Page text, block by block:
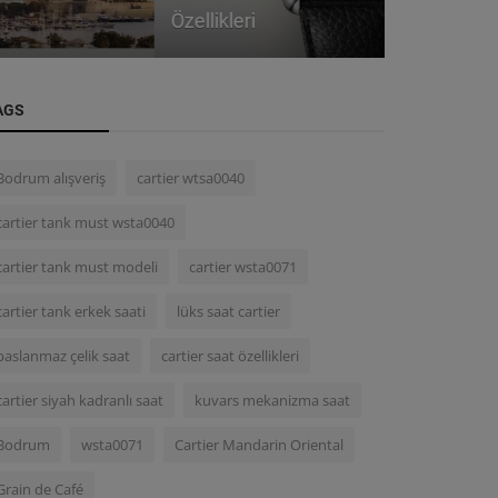
Özellikleri
alışveriş cartier wtsa0040
tank must wsta0040
tank must modeli cartier wsta0071
tank erkek saati lüks saat cartier
çelik saat cartier saat özellikleri
siyah kadranlı saat kuvars mekanizma saat
wsta0071 Cartier Mandarin Oriental
de Café